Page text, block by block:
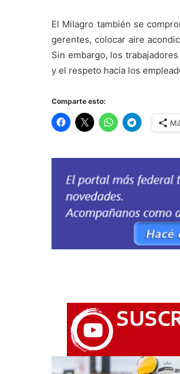
El Milagro también se
gerentes, colocar aire
Sin embargo, los
y el respeto hacia los
Comparte esto: